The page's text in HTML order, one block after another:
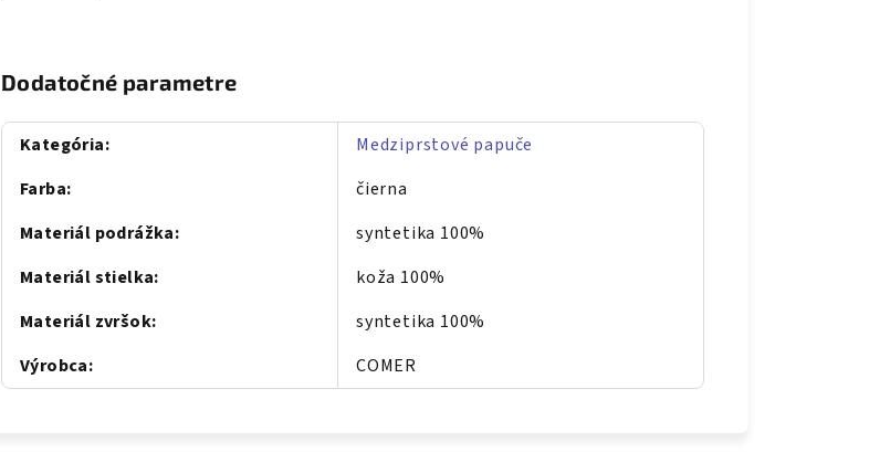
Dodatočné parametre
Kategória:
Medziprstové papuče
Farba:
čierna
Materiál podrážka:
syntetika 100%
Materiál stielka:
koža 100%
Materiál zvršok:
syntetika 100%
Výrobca: COMER